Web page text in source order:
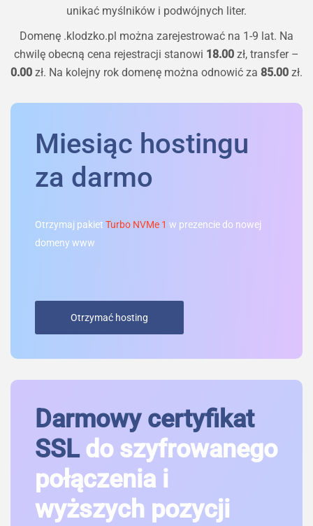
unikać myślników i podwójnych liter.
Domenę .klodzko.pl można zarejestrować na 1-9 lat. Na
chwilę obecną cena rejestracji stanowi 18.00 zł, transfer –
0.00 zł. Na kolejny rok domenę można odnowić za 85.00 zł.
Miesiąc hostingu
za darmo
Otrzymaj pakiet Turbo NVMe 1 w prezencie do nowej
domeny www
Otrzymać hosting
Darmowy certyfikat
SSLdo szyfrowanego
połączenia i
wyższych pozycji